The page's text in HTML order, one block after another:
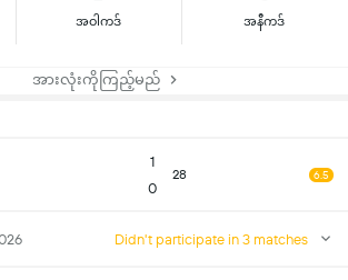
အဝါကဒ် အနီကဒ်
အားလုံးကိုကြည့်မည်
1
0
28 6.5
Didn't participate in 3 matches